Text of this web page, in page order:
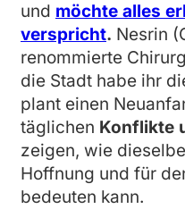
und möchte alles
verspricht. Nesrin
renommierte
die Stadt habe ihr
plant einen
täglichen Konflikte
zeigen, wie
Hoffnung und für
bedeuten kann.